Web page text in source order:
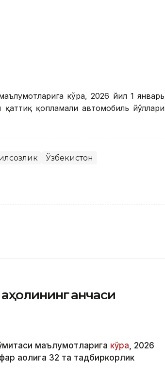
кўра, 2026 йил 1 январь
қопламали автомобиль йўллари
Ўзбекистон
қанчаси
маълумотларига кўра, 2026
аҳолига 32 та тадбиркорлик